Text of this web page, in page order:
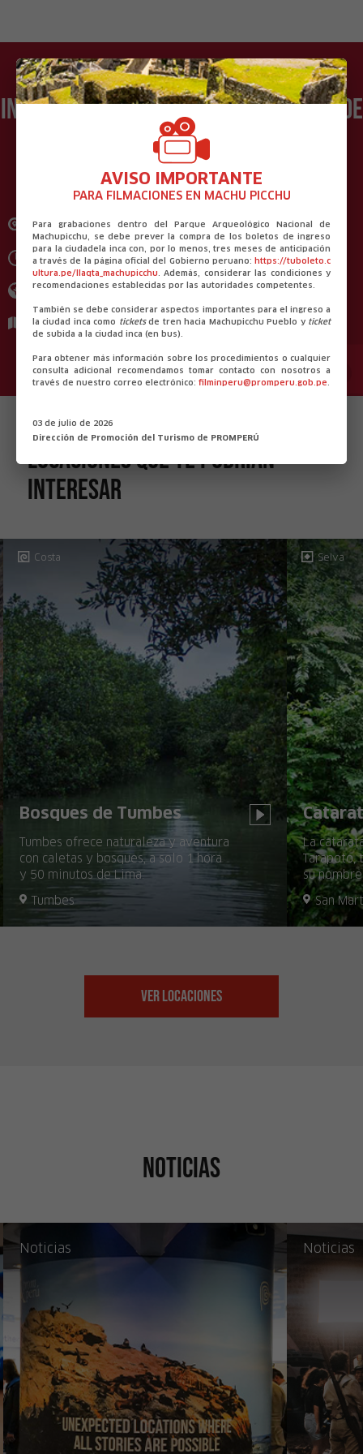
AVISO IMPORTANTE
PARA FILMACIONES EN MACHU PICCHU
Para grabaciones dentro del Parque Arqueológico Nacional de
Machupicchu, se debe prever la compra de los boletos de ingreso
para la ciudadela inca con, por lo menos, tres meses de anticipación
a través de la página oficial del Gobierno peruano: https://tuboleto.c
ultura.pe/llaqta_machupicchu . Además, considerar las condiciones y
recomendaciones establecidas por las autoridades competentes.
También se debe considerar aspectos importantes para el ingreso a
la ciudad inca como ticketsde tren hacia Machupicchu Pueblo y ticket
de subida a la ciudad inca (en bus).
Para obtener más información sobre los procedimientos o cualquier
consulta adicional recomendamos tomar contacto con nosotros a
través de nuestro correo electrónico: filminperu@promperu.gob.pe .
03 de julio de 2026
Dirección de Promoción del Turismo de PROMPERÚ
Información útil del departamento de
San Martín
Capital: Moyobamba
Horas Luz:
12 h
Idioma: Castellano
Territorio: 51.253,31 km²
Locaciones que te podrían
interesar
Costa
Bosques de Tumbes
Tumbes ofrece naturaleza y aventura
con caletas y bosques, a solo 1 hora
y 50 minutos de Lima.
Tumbes
Selva
La
Tarapoto,
su
y es ideal
rica flora
San
Ver Locaciones
Noticias
Noticias Noticias